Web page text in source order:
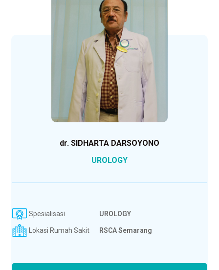
dr. SIDHARTA DARSOYONO
UROLOGY
Spesialisasi UROLOGY
Lokasi Rumah Sakit RSCA Semarang